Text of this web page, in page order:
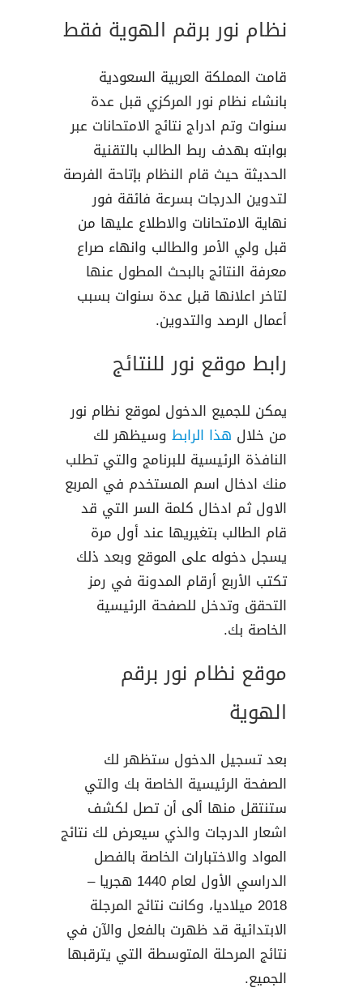
نظام نور برقم الهوية فقط
قامت المملكة العربية السعودية
بانشاء نظام نور المركزي قبل عدة
سنوات وتم ادراج نتائج الامتحانات عبر
بوابته بهدف ربط الطالب بالتقنية
الحديثة حيث قام النظام بإتاحة الفرصة
لتدوين الدرجات بسرعة فائقة فور
نهاية الامتحانات والاطلاع عليها من
قبل ولي الأمر والطالب وانهاء صراع
معرفة النتائج بالبحث المطول عنها
لتاخر اعلانها قبل عدة سنوات بسبب
أعمال الرصد والتدوين.
رابط موقع نور للنتائج
يمكن للجميع الدخول لموقع نظام نور
من خلال هذا الرابط وسيظهر لك
النافذة الرئيسية للبرنامج والتي تطلب
منك ادخال اسم المستخدم في المربع
الاول ثم ادخال كلمة السر التي قد
قام الطالب بتغيريها عند أول مرة
يسجل دخوله على الموقع وبعد ذلك
تكتب الأربع أرقام المدونة في رمز
التحقق وتدخل للصفحة الرئيسية
الخاصة بك.
موقع نظام نور برقم
الهوية
بعد تسجيل الدخول ستظهر لك
الصفحة الرئيسية الخاصة بك والتي
ستنتقل منها ألى أن تصل لكشف
اشعار الدرجات والذي سيعرض لك نتائج
المواد والاختبارات الخاصة بالفصل
الدراسي الأول لعام 1440 هجريا –
2018 ميلاديا، وكانت نتائج المرجلة
الابتدائية قد ظهرت بالفعل والآن في
نتائج المرحلة المتوسطة التي يترقبها
الجميع.